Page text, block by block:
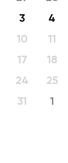
3
4
10
11
17
18
24
25
31
1